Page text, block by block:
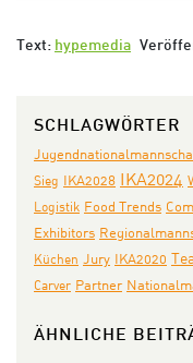
Text: hypemedia
SCHLAGWÖRTER
Sieg IKA2028 IKA2024
Logistik Food Trends
Exhibitors
Küchen Jury IKA2020
Carver Partner
ÄHNLICHE